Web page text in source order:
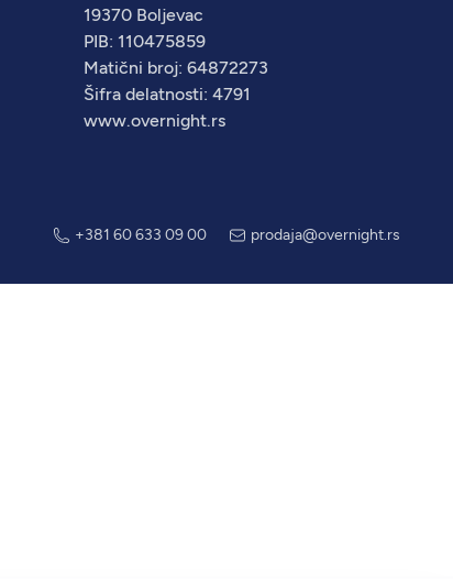
19370 Boljevac
PIB: 110475859
Matični broj: 64872273
Šifra delatnosti: 4791
www.overnight.rs
+381 60 633 09 00 prodaja@overnight.rs